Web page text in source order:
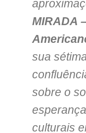
MIRADA
sua
sobre o
culturais